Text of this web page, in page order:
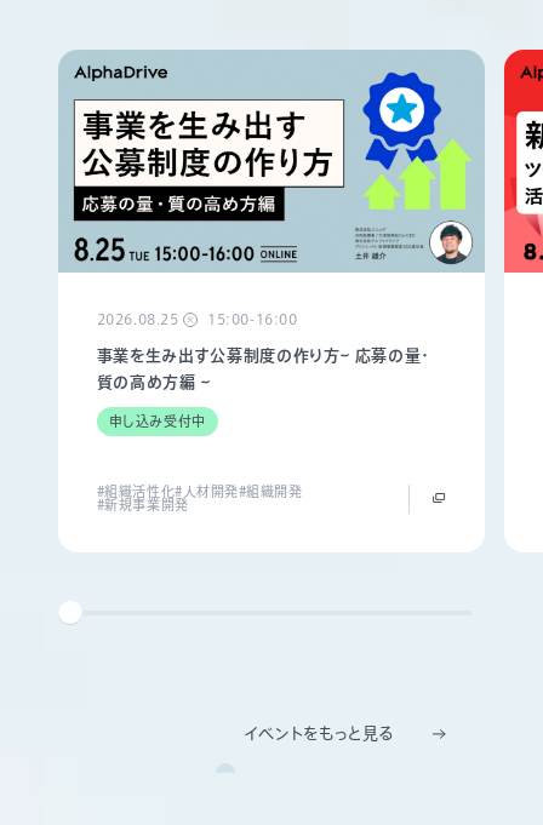
2026.08.25 火 15:00-16:00
事業を生み出す公募制度の作り方~ 応募の量・
質の高め方編 ~
申し込み受付中
#組織活性化#人材開発#組織開発
#新規事業開発
イベントをもっと見る